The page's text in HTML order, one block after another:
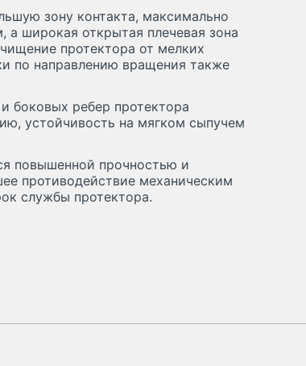
зону контакта, максимально
широкая открытая плечевая зона
протектора от мелких
по направлению вращения также
боковых ребер протектора
устойчивость на мягком сыпучем
повышенной прочностью и
противодействие механическим
службы протектора.